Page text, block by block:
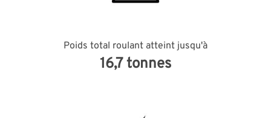
Poids total roulant atteint jusqu'à
16,7 tonnes